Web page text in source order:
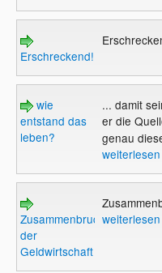
Erschreckend!
wie
entstand das
leben?
... damit
er die
genau
weiterlesen
Zusammenbruch
der
Geldwirtschaft
weiterlesen